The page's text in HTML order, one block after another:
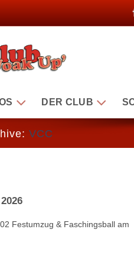
DER CLUB
VCC
Festumzug & Faschingsball am